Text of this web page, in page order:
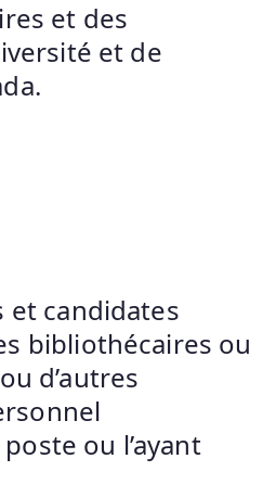
et des
et de
et candidates
bibliothécaires ou
d’autres
ou l’ayant